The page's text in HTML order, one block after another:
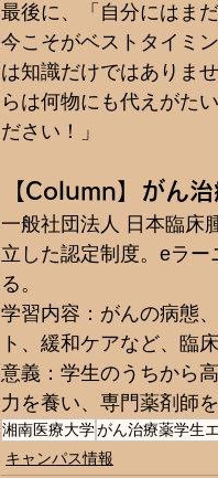
最後に、「自分にはま
今こそがベストタイミ
は知識だけではありま
らは何物にも代えがた
ださい！」
【Column】がん
一般社団法人 日本臨床
立した認定制度。eラ
る。
学習内容：がんの病態
ト、緩和ケアなど、臨
意義：学生のうちから
力を養い、専門薬剤師
湘南医療大学がん治療薬学生
キャンパス情報